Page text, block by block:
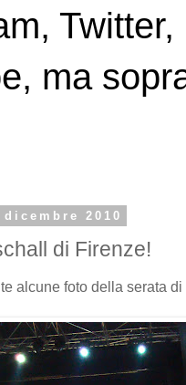
ma
2010
di Firenze!
alcune foto della serata